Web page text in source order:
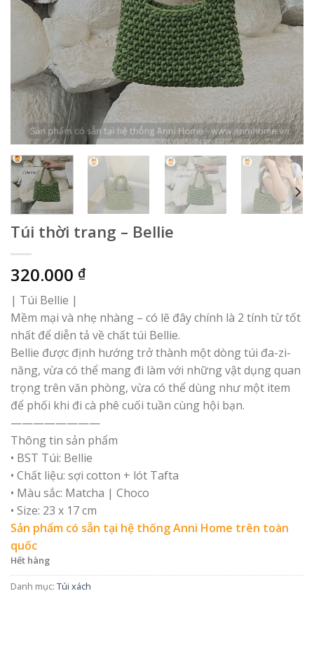
Túi thời trang – Bellie
320.000 ₫
| Túi Bellie |
Mềm mại và nhẹ nhàng – có lẽ đây chính là 2 tính từ tốt
nhất để diễn tả về chất túi Bellie.
Bellie được định hướng trở thành một dòng túi đa-zi-
năng, vừa có thể mang đi làm với những vật dụng quan
trọng trên văn phòng, vừa có thể dùng như một item
để phối khi đi cà phê cuối tuần cùng hội bạn.
————————
Thông tin sản phẩm
• BST Túi: Bellie
• Chất liệu: sợi cotton + lót Tafta
• Màu sắc: Matcha | Choco
• Size: 23 x 17 cm
Sản phẩm có sẵn tại hệ thống Anni Home trên toàn
quốc
Hết hàng
Danh mục: Túi xách